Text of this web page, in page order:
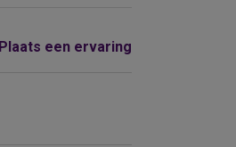
Plaats een ervaring